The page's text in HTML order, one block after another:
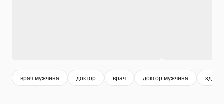
врач мужчина доктор врач доктор мужчина